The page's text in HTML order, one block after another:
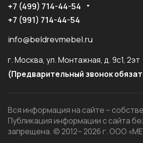
+7 (499) 714-44-54
+7 (991) 714-44-54
info@beldrevmebel.ru
г. Москва, ул. Монтажная, д. 9с1, 2эт
(Предварительный звонок
Вся информация на сайте –
Публикация информации с сайта
запрещена. © 2012– 2026 г. ООО